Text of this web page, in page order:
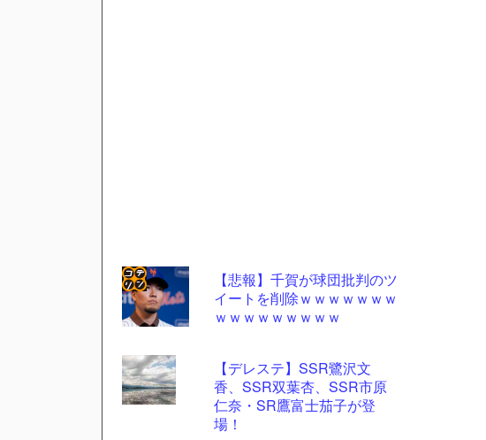
【悲報】千賀が球団批判のツ
イートを削除ｗｗｗｗｗｗｗ
ｗｗｗｗｗｗｗｗｗ
【デレステ】SSR鷺沢文
香、SSR双葉杏、SSR市原
仁奈・SR鷹富士茄子が登
場！
コテ
リン
- 固
定リ
ンク